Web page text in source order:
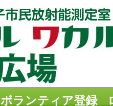
ボランティア登録